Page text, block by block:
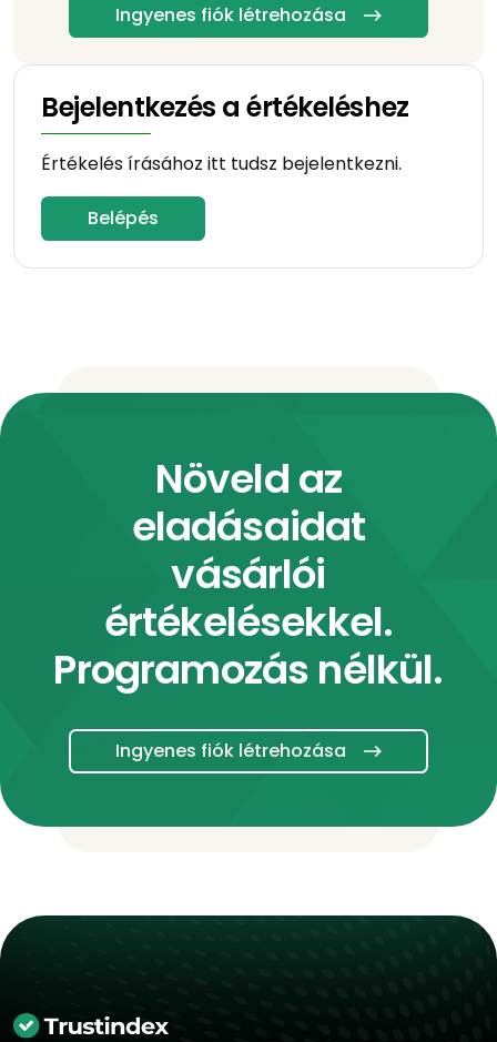
Ingyenes fiók létrehozása
Bejelentkezés a értékeléshez
Értékelés írásához itt tudsz bejelentkezni.
Belépés
Növeld az
eladásaidat
vásárlói
értékelésekkel.
Programozás nélkül.
Ingyenes fiók létrehozása